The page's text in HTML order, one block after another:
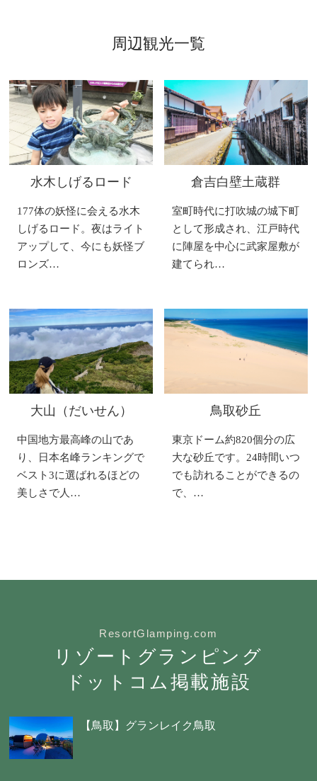
周辺観光一覧
水木しげるロード
177体の妖怪に会える水木
しげるロード。夜はライト
アップして、今にも妖怪ブ
ロンズ…
倉吉白壁土蔵群
室町時代に打吹城の城下町
として形成され、江戸時代
に陣屋を中心に武家屋敷が
建てられ…
大山（だいせん）
中国地方最高峰の山であ
り、日本名峰ランキングで
ベスト3に選ばれるほどの
美しさで人…
鳥取砂丘
東京ドーム約820個分の広
大な砂丘です。24時間いつ
でも訪れることができるの
で、…
ResortGlamping.com
リゾートグランピング
ドットコム掲載施設
【鳥取】グランレイク鳥取